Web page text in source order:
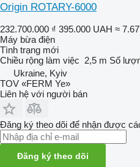
Origin ROTARY-6000
232.700.000 ₫ 395.000 UAH ≈
Máy bừa điện
Tình trạng mới
Chiều rộng làm việc 2,5 m Số
Ukraine, Kyiv
TOV «FERM Ye»
Liên hệ với người bán
Đăng ký theo dõi để nhận được
Đăng ký theo dõi